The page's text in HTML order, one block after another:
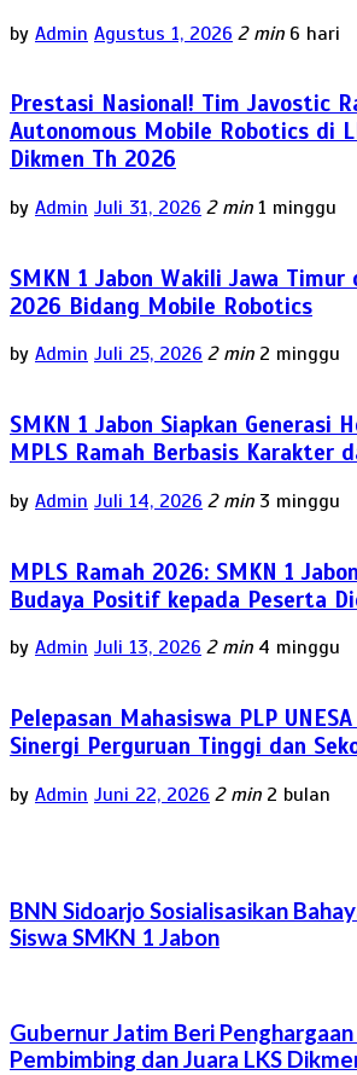
by Admin Agustus 1, 2026 2 min 6 hari
Prestasi Nasional! Tim Javostic
Autonomous Mobile Robotics di
Dikmen Th 2026
by Admin Juli 31, 2026 2 min 1 minggu
SMKN 1 Jabon Wakili Jawa Timur
2026 Bidang Mobile Robotics
by Admin Juli 25, 2026 2 min 2 minggu
SMKN 1 Jabon Siapkan Generasi
MPLS Ramah Berbasis Karakter
by Admin Juli 14, 2026 2 min 3 minggu
MPLS Ramah 2026: SMKN 1
Budaya Positif kepada Peserta
by Admin Juli 13, 2026 2 min 4 minggu
Pelepasan Mahasiswa PLP
Sinergi Perguruan Tinggi dan
by Admin Juni 22, 2026 2 min 2 bulan
BNN Sidoarjo Sosialisasikan
Siswa SMKN 1 Jabon
Gubernur Jatim Beri
Pembimbing dan Juara LKS